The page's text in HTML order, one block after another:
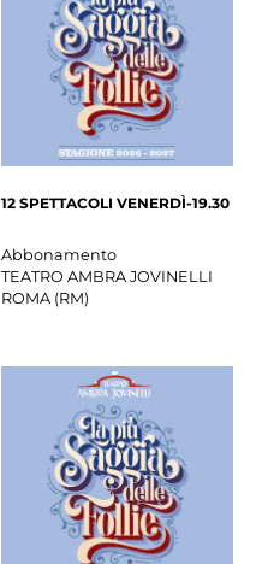
12 SPETTACOLI VENERDÌ-19.30
Abbonamento
TEATRO AMBRA JOVINELLI
ROMA(RM)